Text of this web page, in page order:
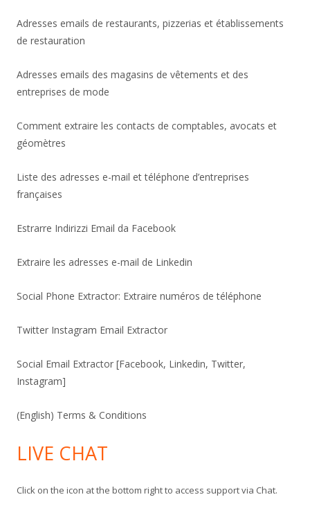
Adresses emails de restaurants, pizzerias et établissements
de restauration
Adresses emails des magasins de vêtements et des
entreprises de mode
Comment extraire les contacts de comptables, avocats et
géomètres
Liste des adresses e-mail et téléphone d’entreprises
françaises
Estrarre Indirizzi Email da Facebook
Extraire les adresses e-mail de Linkedin
Social Phone Extractor: Extraire numéros de téléphone
Twitter Instagram Email Extractor
Social Email Extractor [Facebook, Linkedin, Twitter,
Instagram]
(English) Terms & Conditions
LIVE CHAT
Click on the icon at the bottom right to access support via Chat.